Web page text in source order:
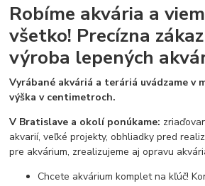
Robíme akvária a
všetko! Precízna
výroba lepených
Vyrábané akváriá a teráriá uvádzame v
výška v centimetroch.
V Bratislave a okolí ponúkame:
akvarií, veľké projekty, obhliadky pred
pre akvárium, zrealizujeme aj opravu
Chcete akvárium komplet na kľúč!